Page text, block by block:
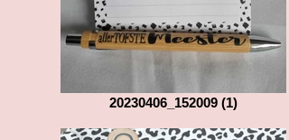
20230406_152009 (1)